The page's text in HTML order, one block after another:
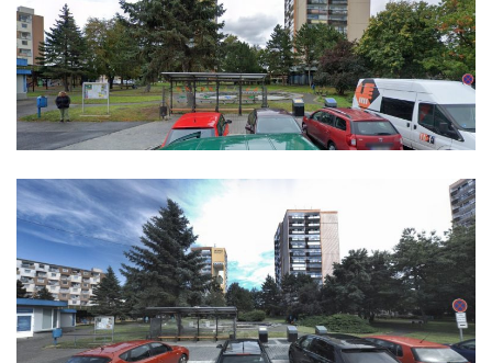
Socha Matka příroda v ZOO Hluboká
Socha Lišky v ZOO Hluboká
Socha Kudlanka v ZOO Hluboká
Socha Vlčice s mládětem v ZOO Hluboká
Socha Rys číhající na srnu v ZOO Hluboká
Socha Orlice v ZOO Hluboká
Socha Tygr v ZOO Hluboká
Socha Želva v ZOO Hluboká
Socha Kozorožec horský v ZOO Hluboká
Socha Včela v ZOO Hluboká
Socha Housenka v ZOO Hluboká